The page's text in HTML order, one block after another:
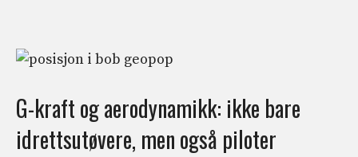
G-kraft og aerodynamikk: ikke bare
idrettsutøvere, men også piloter